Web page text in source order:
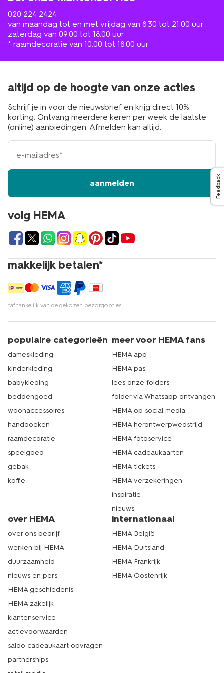
020 224 2424
van maandag tot en met vrijdag van 8.30 tot 21.00 uur
zaterdag van 09.00 tot 18.00 uur
* raamdecoratie van 10.00 tot 18.00 uur
volg HEMA
makkelijk betalen*
*afhankelijk van de gekozen bezorgopties
altijd op de hoogte van onze acties
Schrijf je in voor de nieuwsbrief en krijg direct 10%
korting. Ontvang meerdere keren per week de laatste
(online) aanbiedingen. Afmelden kan altijd.
e-
mailadres
aanmelden
populaire categorieën
dameskleding
kinderkleding
babykleding
beddengoed
woonaccessoires
handdoeken
raamdecoratie
speelgoed
gebak
koffie
meer voor HEMA fans
HEMA app
HEMA pas
lees onze folders
folder via Whatsapp ontvangen
HEMA op social media
HEMA herontwerpwedstrijd
HEMA fotoservice
HEMA cadeaukaarten
HEMA tickets
HEMA verzekeringen
inspiratie
nieuws
over HEMA
over ons bedrijf
werken bij HEMA
duurzaamheid
nieuws en pers
HEMA geschiedenis
HEMA zakelijk
klantenservice
actievoorwaarden
saldo cadeaukaart opvragen
partnerships
internationaal
HEMA België
HEMA Duitsland
HEMA Frankrijk
HEMA Oostenrijk
Feedback